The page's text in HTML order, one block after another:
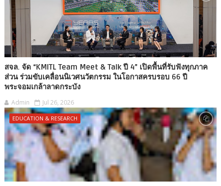
สจล. จัด “KMITL Team Meet & Talk ปี 4” เปิดพื้นที่รับฟังทุกภาค
ส่วน ร่วมขับเคลื่อนนิเวศนวัตกรรม ในโอกาสครบรอบ 66 ปี
พระจอมเกล้าลาดกระบัง
Admin Jul 26, 2026
EDUCATION & RESEARCH